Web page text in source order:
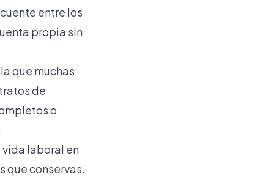
entre los
propia sin
que muchas
de
o
laboral en
conservas.